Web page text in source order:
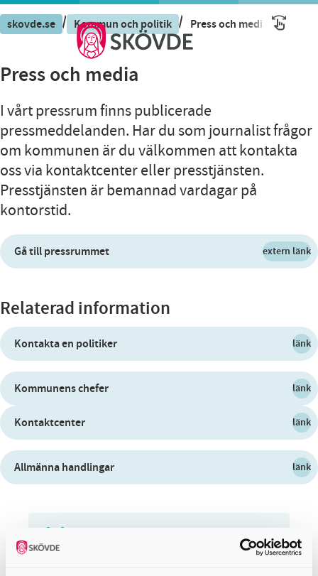
skovde.se / Kommun och politik / Press och media
Press och media
I vårt pressrum finns publicerade
pressmeddelanden. Har du som journalist frågor
om kommunen är du välkommen att kontakta
oss via kontaktcenter eller presstjänsten.
Presstjänsten är bemannad vardagar på
kontorstid.
Gå till pressrummet extern länk
Relaterad information
Kontakta en politiker länk
Kommunens chefer länk
Kontaktcenter länk
Allmänna handlingar länk